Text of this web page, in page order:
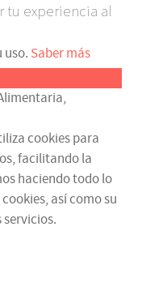
tu experiencia al
uso. Saber más
cookies para
facilitando la
haciendo todo lo
así como su